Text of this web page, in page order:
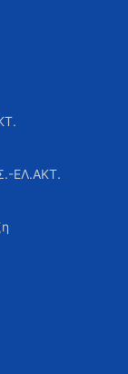
ΕΛ.ΑΚΤ.